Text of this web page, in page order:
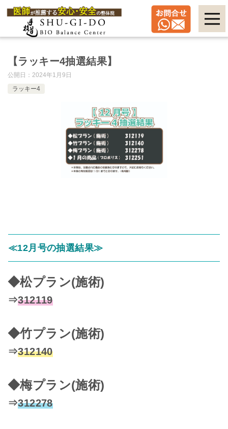
【ラッキー4抽選結果】
公開日： 2024年1月9日
ラッキー4
≪12月号の抽選結果≫
◆松プラン(施術)
⇒312119
◆竹プラン(施術)
⇒312140
◆梅プラン(施術)
⇒312278